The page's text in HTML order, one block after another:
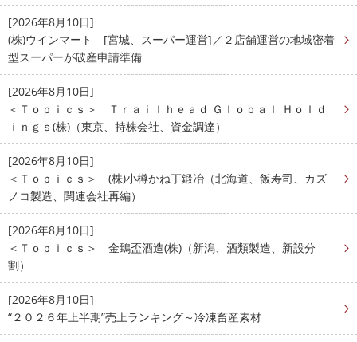
[2026年8月10日]
(株)ウインマート [宮城、スーパー運営]／２店舗運営の地域密着
型スーパーが破産申請準備
[2026年8月10日]
＜Ｔｏｐｉｃｓ＞ Ｔｒａｉｌｈｅａｄ Ｇｌｏｂａｌ Ｈｏｌｄ
ｉｎｇｓ(株)（東京、持株会社、資金調達）
[2026年8月10日]
＜Ｔｏｐｉｃｓ＞ (株)小樽かね丁鍛冶（北海道、飯寿司、カズ
ノコ製造、関連会社再編）
[2026年8月10日]
＜Ｔｏｐｉｃｓ＞ 金鵄盃酒造(株)（新潟、酒類製造、新設分
割）
[2026年8月10日]
“２０２６年上半期”売上ランキング～冷凍畜産素材